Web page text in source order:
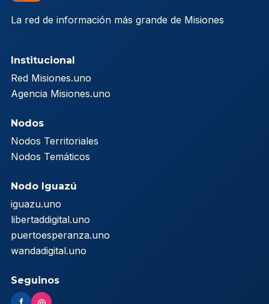
La red de información más grande de Misiones
Institucional
Red Misiones.uno
Agencia Misiones.uno
Nodos
Nodos Territoriales
Nodos Temáticos
Nodo Iguazú
iguazu.uno
libertaddigital.uno
puertoesperanza.uno
wandadigital.uno
Seguinos